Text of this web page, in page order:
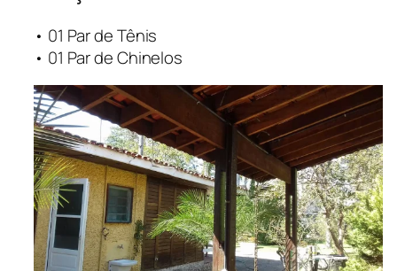
• 01 Par de Tênis
• 01 Par de Chinelos